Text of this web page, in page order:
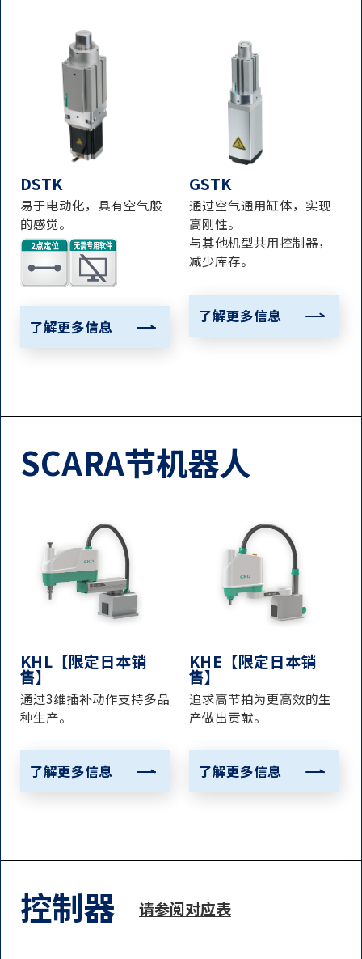
DSTK
易于电动化，具有空气般
的感觉。
了解更多信息
GSTK
通过空气通用缸体，实现
高刚性。
与其他机型共用控制器，
减少库存。
了解更多信息
SCARA节机器人
KHL【限定日本销
售】
通过3维插补动作支持多品
种生产。
了解更多信息
KHE【限定日本销
售】
追求高节拍为更高效的生
产做出贡献。
了解更多信息
控制器 请参阅对应表